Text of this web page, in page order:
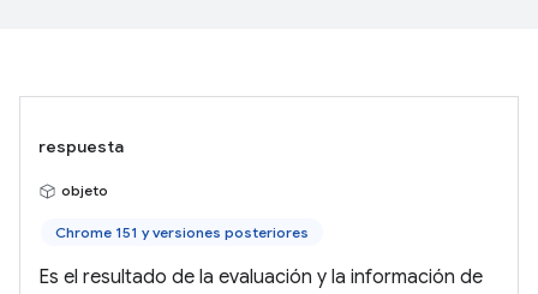
respuesta
objeto
Chrome 151 y versiones posteriores
Es el resultado de la evaluación y la información de